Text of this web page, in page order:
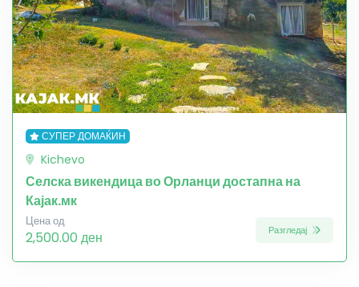
СУПЕР ДОМАЌИН
Kichevo
Селска викендица во Орланци достапна на
Кајак.мк
Цена од
2,500.00 ден Разгледај